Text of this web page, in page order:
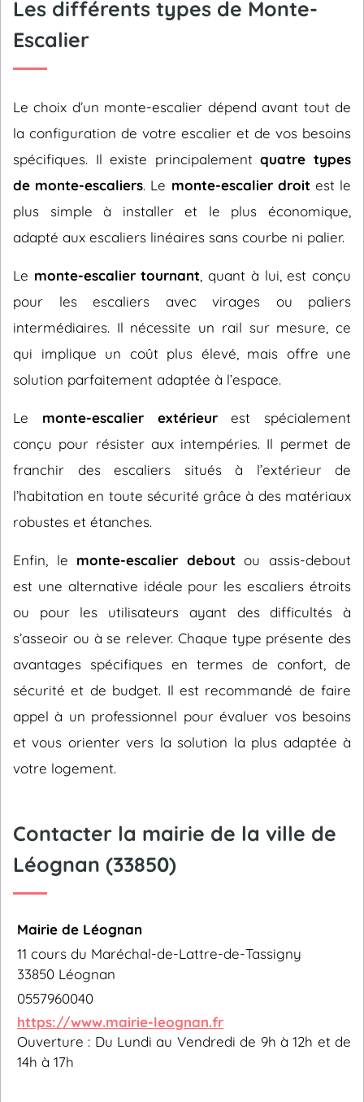
Les différents types de Monte-
Escalier
Le choix d’un monte-escalier dépend avant tout de
la configuration de votre escalier et de vos besoins
spécifiques. Il existe principalementquatre types
de monte-escaliers. Le monte-escalier droit est le
plus simple à installer et le plus économique,
adapté aux escaliers linéaires sans courbe ni palier.
Le monte-escalier tournant , quant à lui, est conçu
pour les escaliers avec virages ou paliers
intermédiaires. Il nécessite un rail sur mesure, ce
qui implique un coût plus élevé, mais offre une
solution parfaitement adaptée à l’espace.
Le monte-escalier extérieurest spécialement
conçu pour résister aux intempéries. Il permet de
franchir des escaliers situés à l’extérieur de
l’habitation en toute sécurité grâce à des matériaux
robustes et étanches.
Enfin, le monte-escalier debout ou assis-debout
est une alternative idéale pour les escaliers étroits
ou pour les utilisateurs ayant des difficultés à
s’asseoir ou à se relever. Chaque type présente des
avantages spécifiques en termes de confort, de
sécurité et de budget. Il est recommandé de faire
appel à un professionnel pour évaluer vos besoins
et vous orienter vers la solution la plus adaptée à
votre logement.
Contacter la mairie de la ville de
Léognan (33850)
Mairie de Léognan
11 cours du Maréchal-de-Lattre-de-Tassigny
33850 Léognan
0557960040
https://www.mairie-leognan.fr
Ouverture : Du Lundi au Vendredi de 9h à 12h et de
14h à 17h